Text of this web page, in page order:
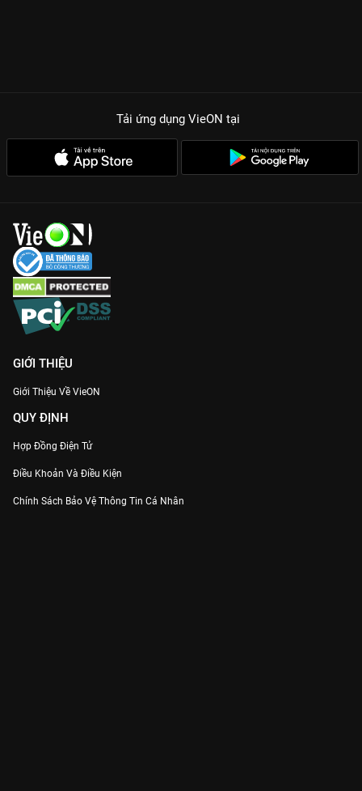
Tải ứng dụng VieON tại
GIỚI THIỆU
Giới Thiệu Về VieON
QUY ĐỊNH
Hợp Đồng Điện Tử
Điều Khoản Và Điều Kiện
Chính Sách Bảo Vệ Thông Tin Cá Nhân